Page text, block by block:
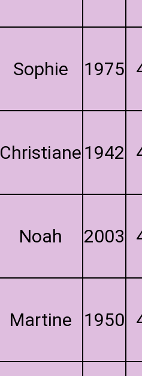
Sophie 1975
Christiane 1942
Noah 2003
Martine 1950